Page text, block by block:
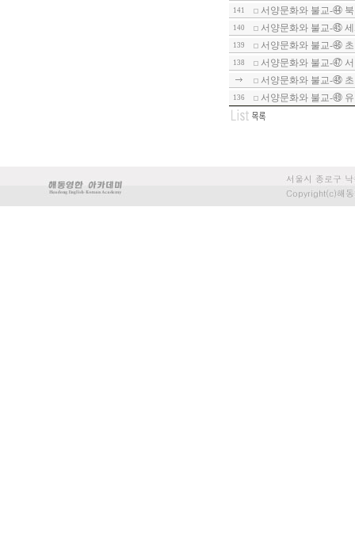
141 서양문화와 불교-㊹
140 서양문화와 불교-㊺
139 서양문화와 불교-㊻
138
서양문화와 불교-㊼
서양문화와 불교-㊽
136 서양문화와 불교-㊾